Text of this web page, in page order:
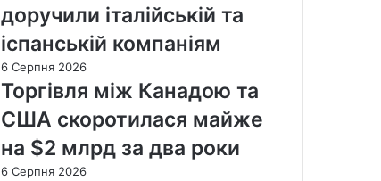
доручили італійській та
іспанській компаніям
6 Серпня 2026
Торгівля між Канадою та
США скоротилася майже
на $2 млрд за два роки
6 Серпня 2026